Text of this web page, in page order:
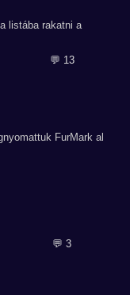
listába rakatni a
💬 13
FurMark al
💬 3